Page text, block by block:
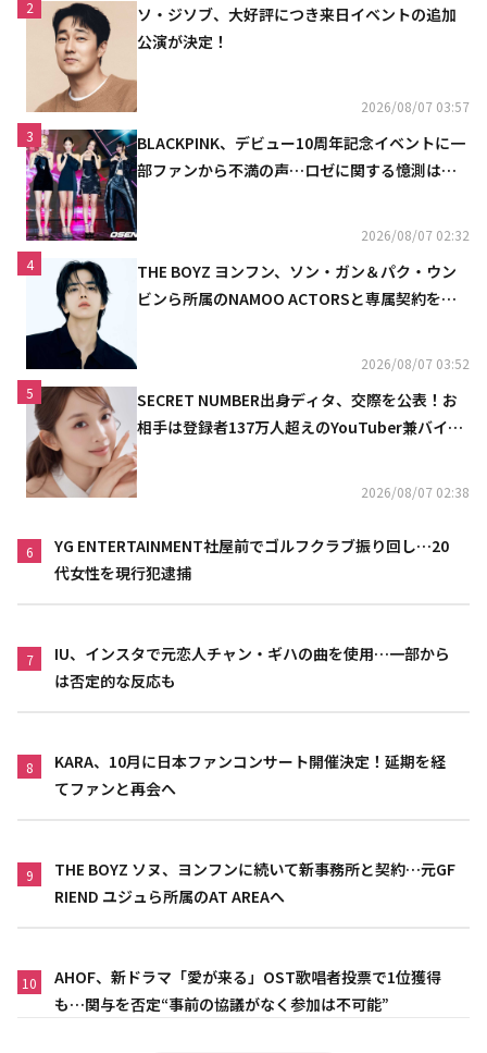
2
ソ・ジソブ、大好評につき来日イベントの追加
公演が決定！
2026/08/07 03:57
3
BLACKPINK、デビュー10周年記念イベントに一
部ファンから不満の声…ロゼに関する憶測は否
2026/08/07 02:32
4
THE BOYZ ヨンフン、ソン・ガン＆パク・ウン
ビンら所属のNAMOO ACTORSと専属契約を締
2026/08/07 03:52
5
SECRET NUMBER出身ディタ、交際を公表！お
相手は登録者137万人超えのYouTuber兼バイオ
2026/08/07 02:38
6
YG ENTERTAINMENT社屋前でゴルフクラブ振り回し…20
代女性を現行犯逮捕
7
IU、インスタで元恋人チャン・ギハの曲を使用…一部から
は否定的な反応も
8
KARA、10月に日本ファンコンサート開催決定！延期を経
てファンと再会へ
9
THE BOYZ ソヌ、ヨンフンに続いて新事務所と契約…元GF
RIEND ユジュら所属のAT AREAへ
10
AHOF、新ドラマ「愛が来る」OST歌唱者投票で1位獲得
も…関与を否定“事前の協議がなく参加は不可能”